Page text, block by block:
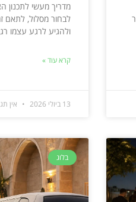
מדריך מעשי לתכנון
לבחור מסלול, לתאם
ולהגיע לרגע עצמו
קרא עוד »
13 ביולי 2026 אין
בלוג